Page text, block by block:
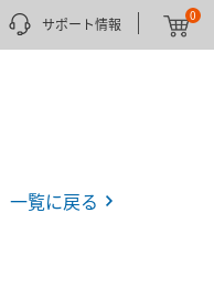
サポート情報 0
一覧に戻る